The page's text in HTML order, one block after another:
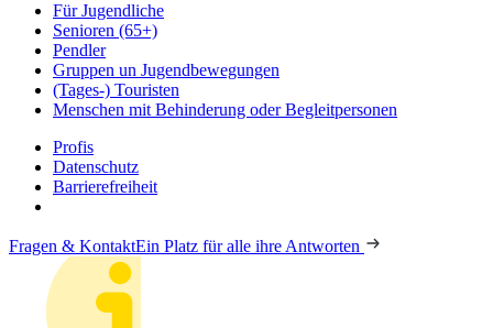
Für Jugendliche
Senioren (65+)
Pendler
Gruppen un Jugendbewegungen
(Tages-) Touristen
Menschen mit Behinderung oder Begleitpersonen
Profis
Datenschutz
Barrierefreiheit
Fragen & KontaktEin Platz für alle ihre Antworten